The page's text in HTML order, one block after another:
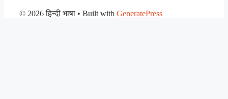
© 2026 हिन्दी भाषा • Built with GeneratePress